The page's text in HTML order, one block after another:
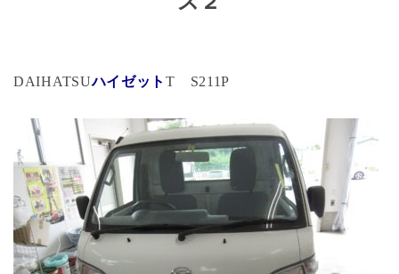
DAIHATSUハイゼットT S211P